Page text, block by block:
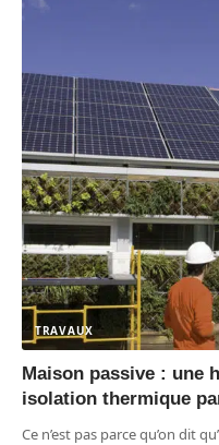
TRAVAUX
Maison passive : une
isolation thermique
Ce n’est pas parce qu’on dit